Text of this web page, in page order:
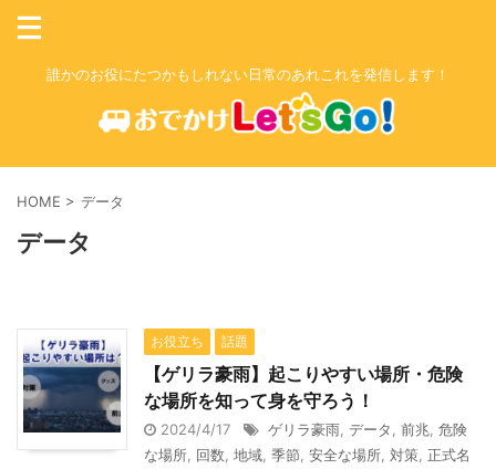
誰かのお役にたつかもしれない日常のあれこれを発信します！
HOME > データ
データ
お役立ち 話題
【ゲリラ豪雨】起こりやすい場所・危険
な場所を知って身を守ろう！
2024/4/17 ゲリラ豪雨 データ 前兆 危険
な場所 回数 地域 季節 安全な場所 対策 正式名